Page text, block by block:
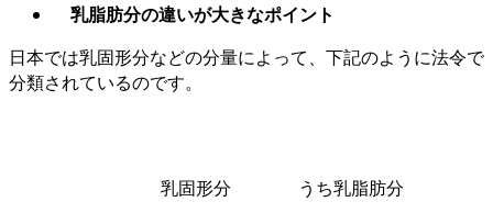
乳脂肪分の違いが大きなポイント
日本では乳固形分などの分量によって、下記のように法令で
分類されているのです。
乳固形分 うち乳脂肪分